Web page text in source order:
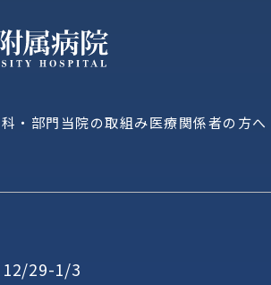
・部門 当院の取組み医療関係者の方へ
12/29-1/3